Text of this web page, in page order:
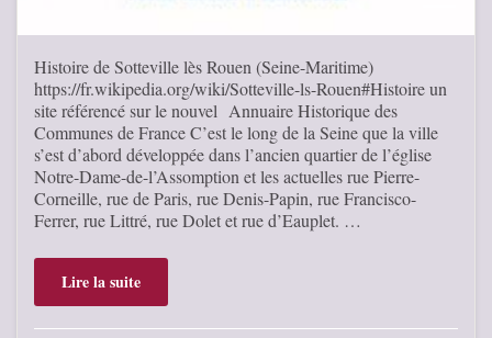
Histoire de Sotteville lès Rouen (Seine-Maritime)
https://fr.wikipedia.org/wiki/Sotteville-ls-Rouen#Histoire un
site référencé sur le nouvel Annuaire Historique des
Communes de France C’est le long de la Seine que la ville
s’est d’abord développée dans l’ancien quartier de l’église
Notre-Dame-de-l’Assomption et les actuelles rue Pierre-
Corneille, rue de Paris, rue Denis-Papin, rue Francisco-
Ferrer, rue Littré, rue Dolet et rue d’Eauplet. …
Lire la suite